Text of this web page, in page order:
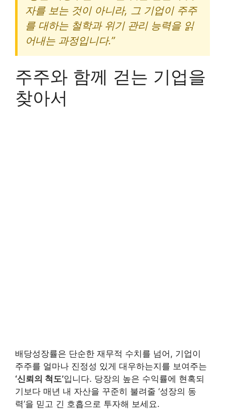
자를 보는 것이 아니라, 그 기업이 주주
를 대하는 철학과 위기 관리 능력을 읽
어내는 과정입니다.”
주주와 함께 걷는 기업을
찾아서
배당성장률은 단순한 재무적 수치를 넘어, 기업이
주주를 얼마나 진정성 있게 대우하는지를 보여주는
‘신뢰의 척도’입니다. 당장의 높은 수익률에 현혹되
기보다 매년 내 자산을 꾸준히 불려줄 ‘성장의 동
력’을 믿고 긴 호흡으로 투자해 보세요.